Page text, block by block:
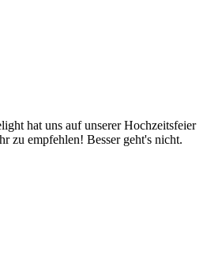
hat uns auf unserer Hochzeitsfeier
zu empfehlen! Besser geht's nicht.